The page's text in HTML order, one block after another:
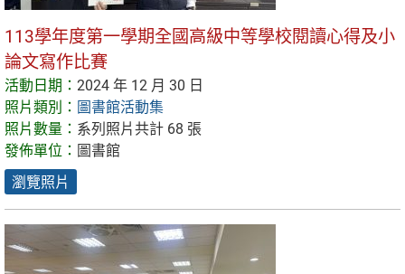
113學年度第一學期全國高級中等學校閱讀心得及小
論文寫作比賽
活動日期： 2024 年 12 月 30 日
照片類別： 圖書館活動集
照片數量： 系列照片共計 68 張
發佈單位： 圖書館
瀏覽照片